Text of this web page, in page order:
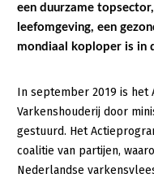
Sterk
Transitiepaden
Gezonde planten
Gezonde dieren
Natuur, klimaat en
een duurzame
leefomgeving, een
mondiaal koploper is in
In september 2019 is het
Varkenshouderij door
gestuurd. Het
coalitie van partijen,
Nederlandse